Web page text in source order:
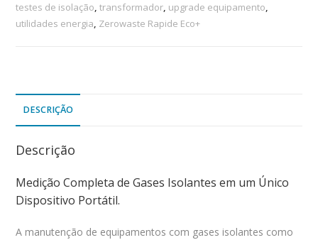
testes de isolação,transformador, upgrade equipamento,
utilidades energia, Zerowaste Rapide Eco+
DESCRIÇÃO
Descrição
Medição Completa de Gases Isolantes em um Único
Dispositivo Portátil.
A manutenção de equipamentos com gases isolantes como